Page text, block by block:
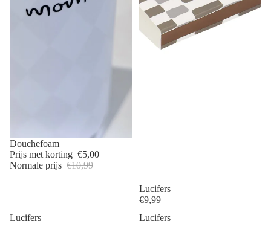
Outlet
Douchefoam
Prijs met korting €5,00
Normale prijs €10,99
Lucifers
€9,99
Lucifers
Lucifers